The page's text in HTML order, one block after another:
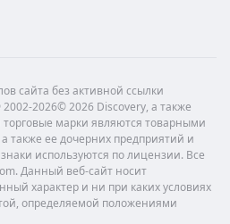
сайта без активной ссылки
2026© 2026 Discovery, а также
марки являются товарными
также ее дочерних предприятий и
используются по лицензии. Все
Данный веб-сайт носит
характер и ни при каких условиях
определяемой положениями